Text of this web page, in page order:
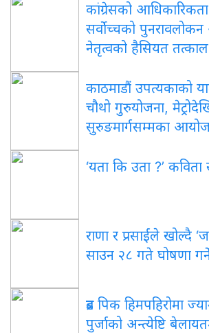
कांग्रेसको आधिकारिकता
सर्वोच्चको
नेतृत्वको हैसियत
काठमाडौं उपत्यकाको
चौथो गुरुयोजना,
सुरुङमार्गसम्मका
‘यता कि उता ?’ कविता
राणा र प्रसाईंले खोल्दै
साउन २८ गते घोषणा
ब्रड पिक हिमपहिरोमा
पुर्जाको अन्त्येष्टि